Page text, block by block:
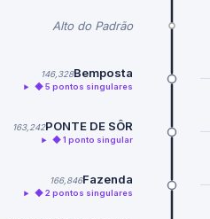
Alto do Padrão
146,328Bemposta
◆ 5 pontos singulares
163,242PONTE DE SÔR
◆ 1 ponto singular
166,846Fazenda
◆ 2 pontos singulares